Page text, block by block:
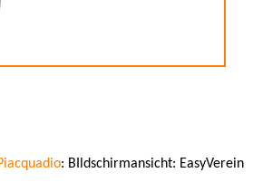
: BIldschirmansicht: EasyVerein